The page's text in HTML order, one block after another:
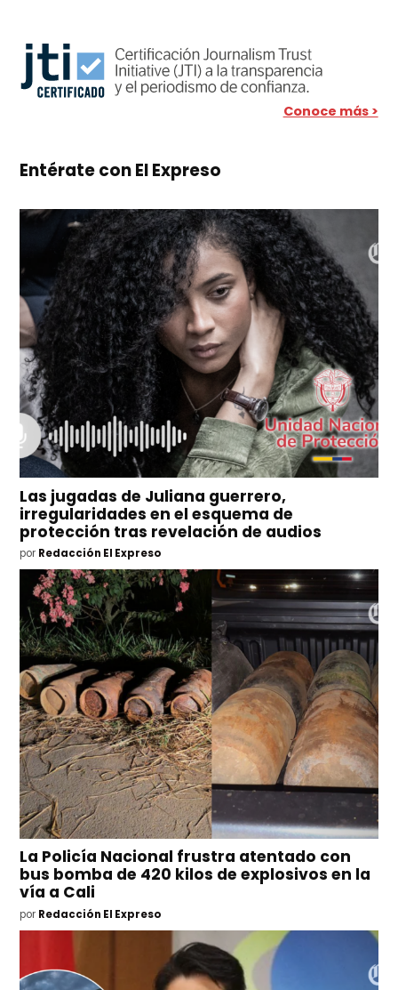
Conoce más >
Entérate con El Expreso
Las jugadas de Juliana guerrero,
irregularidades en el esquema de
protección tras revelación de audios
por Redacción El Expreso
La Policía Nacional frustra atentado con
bus bomba de 420 kilos de explosivos en la
vía a Cali
por Redacción El Expreso